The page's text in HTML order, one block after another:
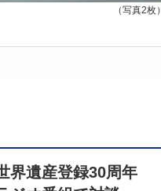
（写真2枚）
界遺産登録30周年